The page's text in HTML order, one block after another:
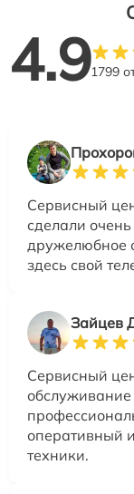
4.91799
Сервисный
сделали
дружелюбное
здесь свой
Зайцев
Сервисный
оперативный
техники.